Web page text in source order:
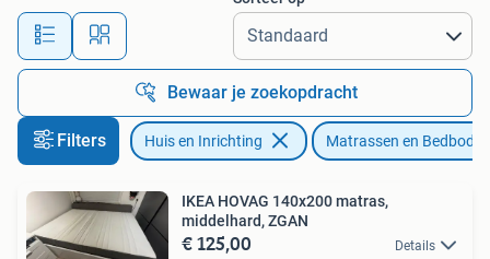
Alle afstanden…
Bewaar je zoekopdracht
Filters Huis en Inrichting Matrassen en
IKEA HOVAG 140x200 matras,
middelhard, ZGAN
€ 125,00 Details